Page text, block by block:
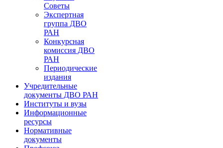
Советы
Экспертная
группа ДВО
РАН
Конкурсная
комиссия ДВО
РАН
Периодические
издания
Учредительные
документы ДВО РАН
Институты и вузы
Информационные
ресурсы
Нормативные
документы